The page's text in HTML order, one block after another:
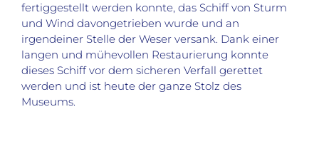
fertiggestellt werden konnte, das Schiff von Sturm
und Wind davongetrieben wurde und an
irgendeiner Stelle der Weser versank. Dank einer
langen und mühevollen Restaurierung konnte
dieses Schiff vor dem sicheren Verfall gerettet
werden und ist heute der ganze Stolz des
Museums.